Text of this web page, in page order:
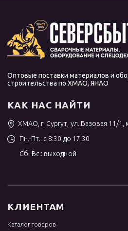
Оптовые поставки материалов и
строительства по ХМАО, ЯНАО
КАК НАС НАЙТИ
ХМАО, г. Сургут, ул. Базовая 11/1,
Пн.-Пт.: с 8:30 до 17:30
Сб.-Вс.: выходной
КЛИЕНТАМ
Каталог товаров